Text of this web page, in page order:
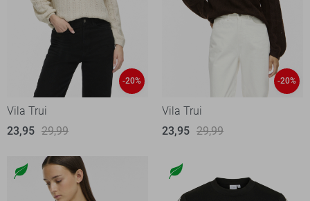
-20%
Vila Trui
23,95 29,99
-20%
Vila Trui
23,95 29,99